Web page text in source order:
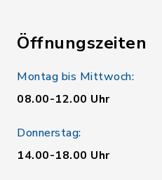
Öffnungszeiten
Montag bis Mittwoch:
08.00-12.00 Uhr
Donnerstag:
14.00-18.00 Uhr